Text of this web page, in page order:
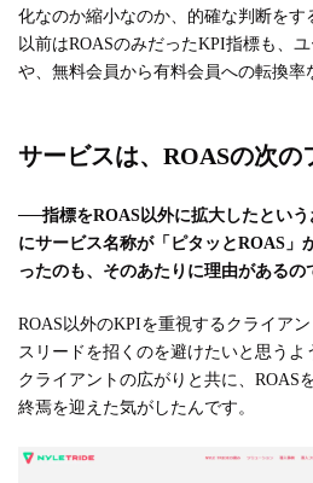
化なのか縮小なのか、的確な判断をす
以前はROASのみだったKPI指標も、
や、無料会員から有料会員への転換率
サービスは、ROASの次の
──指標をROAS以外に拡大したとい
にサービス名称が「ピタッとROAS」
ったのも、そのあたりに理由があるの
ROAS以外のKPIを重視するクライア
スリードを招くのを避けたいと思うよ
クライアントの広がりと共に、ROAS
終焉を迎えた気がしたんです。